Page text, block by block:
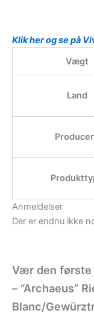
Klik her og se på
Vægt
Land
Anmeldelser
Der er endnu ikke
Vær den første
– “Archaeus”
Blanc/